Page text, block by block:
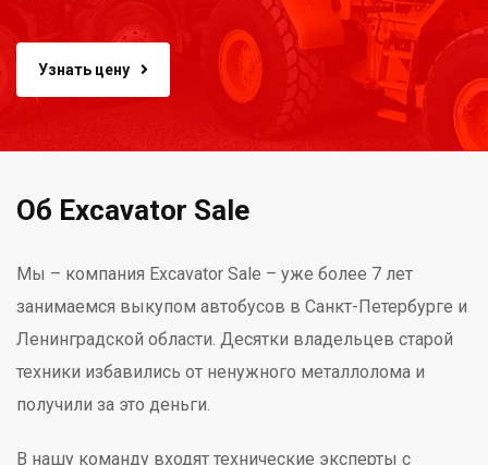
Узнать цену
Об Excavator Sale
Мы – компания Excavator Sale – уже более 7 лет
занимаемся выкупом автобусов в Санкт-Петербурге и
Ленинградской области. Десятки владельцев старой
техники избавились от ненужного металлолома и
получили за это деньги.
В нашу команду входят технические эксперты с